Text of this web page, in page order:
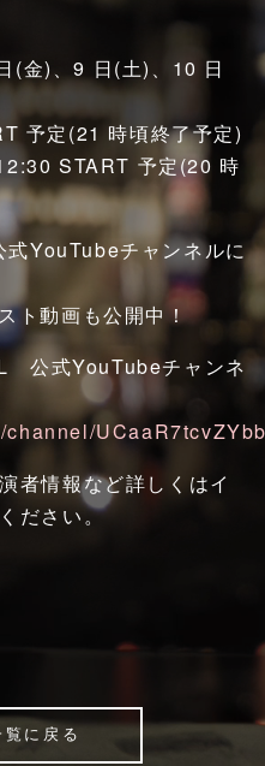
(金)、9 日(土)、10 日
予定(21 時頃終了予定)
START 予定(20 時
YouTubeチャンネルに
ト動画も公開中！
公式YouTubeチャンネ
者情報など詳しくはイ
ださい。
覧に戻る